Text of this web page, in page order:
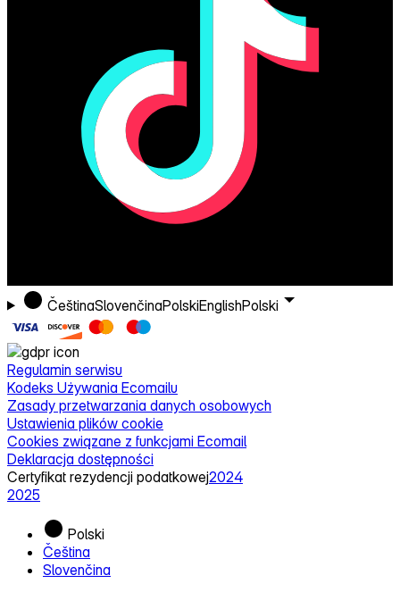
ČeštinaSlovenčinaPolskiEnglishPolski
Regulamin serwisu
Kodeks Używania Ecomailu
Zasady przetwarzania danych osobowych
Ustawienia plików cookie
Cookies związane z funkcjami Ecomail
Deklaracja dostępności
Certyfikat rezydencji podatkowej2024
2025
Polski
Čeština
Slovenčina